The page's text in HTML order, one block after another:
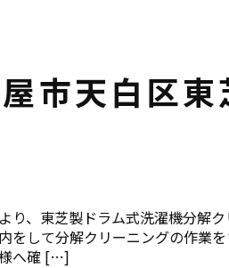
市天白区
り、東芝製ドラム式洗濯機分解
をして分解クリーニングの作業
へ確 […]